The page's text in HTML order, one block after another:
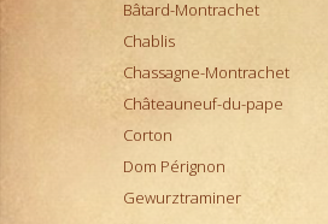
Savigny-lès-Beaune
Schoenenbourg
Trévallon
Triennes IGP
Bâtard-Montrachet
Chablis
Chassagne-Montrachet
Châteauneuf-du-pape
Corton
Dom Pérignon
Gewurztraminer